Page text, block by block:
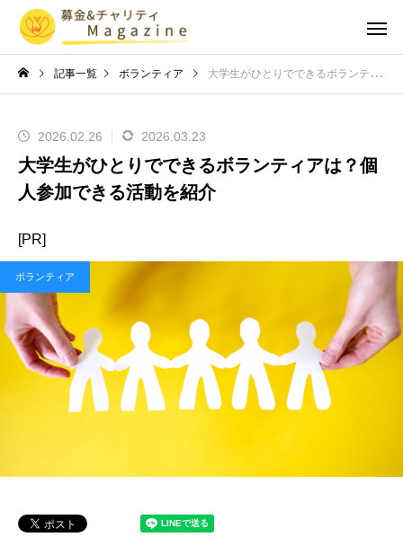
記事一覧 ボランティア 大学生がひとりでできるボランティアは？個人参加できる活動を紹介
2026.02.26 2026.03.23
大学生がひとりでできるボランティアは？個
人参加できる活動を紹介
[PR]
ボランティア